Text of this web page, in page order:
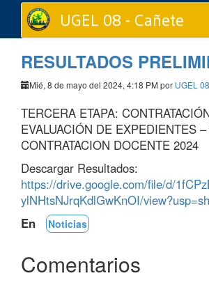
UGEL 08 - Cañete
RESULTADOS
Mié, 8 de mayo del 2024, 4:18 PM por UGEL
TERCERA ETAPA:
EVALUACIÓN DE EXPEDIENTES
CONTRATACION DOCENTE 2024
Descargar Resultados:
https://drive.google.com/file/d/
ylNHtsNJrqKdlGwKnOI/
En
Noticias
Comentarios